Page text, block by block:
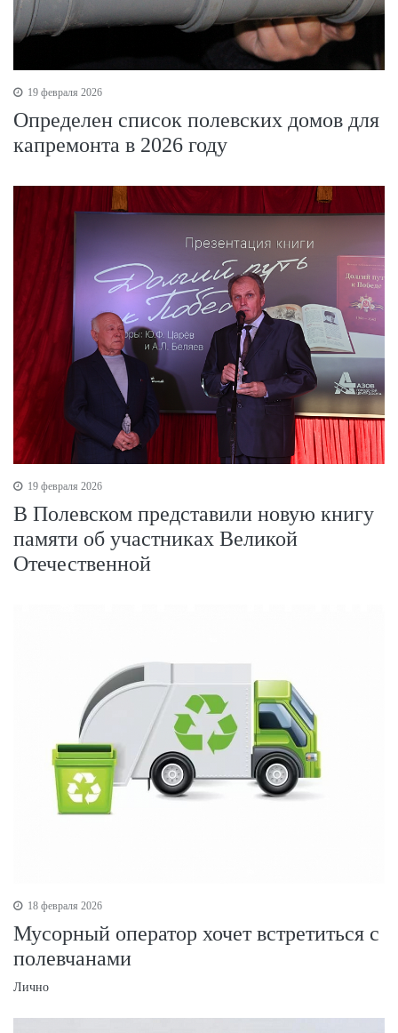
19 февраля 2026
Определен список полевских домов для
капремонта в 2026 году
19 февраля 2026
В Полевском представили новую книгу
памяти об участниках Великой
Отечественной
18 февраля 2026
Мусорный оператор хочет встретиться с
полевчанами
Лично